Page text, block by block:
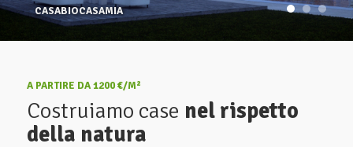
CASABIOCASAMIA
A PARTIRE DA 1200 €/M²
Costruiamo case nel rispetto
della natura